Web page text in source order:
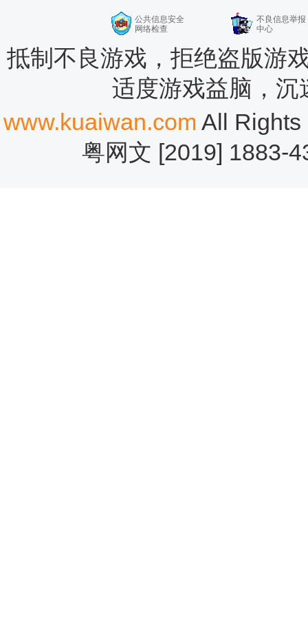
公共信息安全
网络检查
不良信息举报
中心
抵制不良游戏，拒绝盗版游
适度游戏益脑，沉
www.kuaiwan.com All Rights
粤网文 [2019] 1883-